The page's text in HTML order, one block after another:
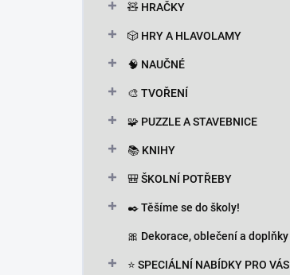
🧸 HRAČKY
🎲 HRY A HLAVOLAMY
🧠 NAUČNÉ
🎨 TVOŘENÍ
🧩 PUZZLE A STAVEBNICE
📚 KNIHY
🎒 ŠKOLNÍ POTŘEBY
✒️ Těšíme se do školy!
🎀 Dekorace, oblečení a doplňky
⭐ SPECIÁLNÍ NABÍDKY PRO VÁS